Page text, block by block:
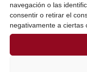
navegación o las
consentir o retirar el
negativamente a ciertas